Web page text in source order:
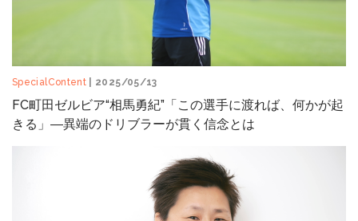
SpecialContent | 2025/05/13
FC町田ゼルビア“相馬勇紀”「この選手に渡れば、何かが起
きる」―異端のドリブラーが貫く信念とは